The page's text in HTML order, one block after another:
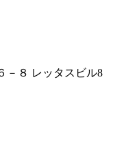
－８ レッタスビル8